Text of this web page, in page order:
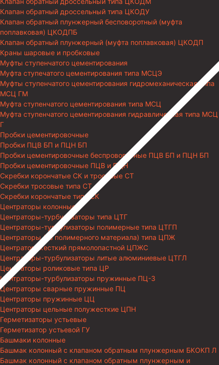
Клапан обратный дроссельный типа ЦКОДУ
Клапан обратный плунжерный бесповоротный (муфта
поплавковая) ЦКОДПБ
Клапан обратный плунжерный (муфта поплавковая) ЦКОДП
Краны шаровые и пробковые
Муфты ступенчатого цементирования
Муфта ступечатого цементирования типа МСЦЭ
Муфты ступенчатого цементирования гидромеханическая типа
МСЦ ГМ
Муфта ступенчатого цементирования типа МСЦ
Муфта ступенчатого цементирования гидравлическая типа МСЦ
Г
Пробки цементировочные
Пробки ПЦВ БП и ПЦН БП
Пробки цементировочные беспроворотные ПЦВ БП и ПЦН БП
Пробки цементировочные ПЦВ и ПЦН
Скребки корончатые СК и тросовые СТ
Скребки тросовые типа СТ
Скребки корончатые типа СК
Центраторы колонные
Центраторы-турбулизаторы типа ЦТГ
Центраторы-турбулизаторы полимерные типа ЦТГП
Центраторы (из полимерного материала) типа ЦПЖ
Центратор жесткий прямолопастной ЦПЖС
Центраторы-турбулизаторы литые алюминиевые ЦТГЛ
Центраторы роликовые типа ЦР
Центраторы-турбулизаторы пружинные ПЦ-3
Центраторы сварные пружинные ПЦ
Центраторы пружинные ЦЦ
Центраторы цельные полужесткие ЦПН
Герметизаторы устьевые
Герметизатор устьевой ГУ
Башмаки колонные
Башмак колонный с клапаном обратным плунжерным БКОКП Л
Башмак колонный с клапаном обратным плунжерным и